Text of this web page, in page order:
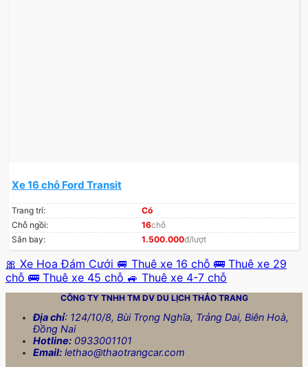
Xe 16 chỗ Ford Transit
Trang trí:
Có
Chỗ ngồi:
16chỗ
Sân bay:
1.500.000đ/lượt
🎀 Xe Hoa Đám Cưới 🚐 Thuê xe 16 chỗ 🚌 Thuê xe 29
chỗ 🚌 Thuê xe 45 chỗ 🚙 Thuê xe 4-7 chỗ
CÔNG TY TNHH TM DV DU LỊCH THẢO TRANG
Địa chỉ: 124/10/8, Bùi Trọng Nghĩa, Trảng Dai, Biên Hoà,
Đồng Nai
Hotline: 0933001101
Email: lethao@thaotrangcar.com